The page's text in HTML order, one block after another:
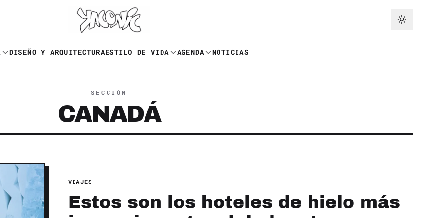
DISEÑO Y ARQUITECTURAESTILO DE VIDA AGENDA NOTICIAS
SECCIÓN
CANADÁ
VIAJES
Estos son los hoteles de hielo más